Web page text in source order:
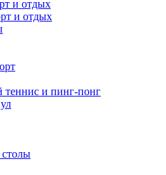
и отдых
и отдых
теннис и пинг-понг